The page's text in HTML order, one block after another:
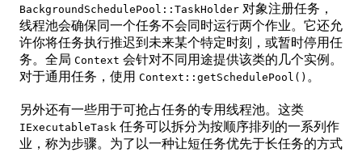
BackgroundSchedulePool::TaskHolder 对象注册任务，
线程池会确保同一个任务不会同时运行两个作业。它还允
许你将任务执行推迟到未来某个特定时刻，或暂时停用任
务。全局 Context 会针对不同用途提供该类的几个实例。
对于通用任务，使用 Context::getSchedulePool() 。
另外还有一些用于可抢占任务的专用线程池。这类
IExecutableTask 任务可以拆分为按顺序排列的一系列作
业，称为步骤。为了以一种让短任务优先于长任务的方式